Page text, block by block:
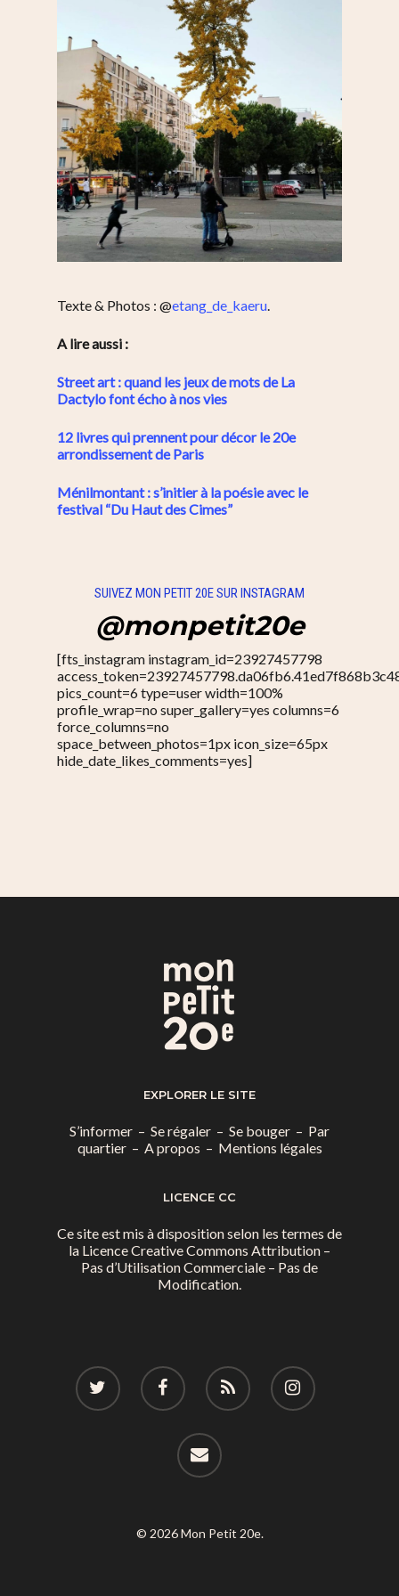
Texte & Photos : @etang_de_kaeru.
A lire aussi :
Street art : quand les jeux de mots de La
Dactylo font écho à nos vies
12 livres qui prennent pour décor le 20e
arrondissement de Paris
Ménilmontant : s’initier à la poésie avec le
festival “Du Haut des Cimes”
SUIVEZ MON PETIT 20E SUR INSTAGRAM
@monpetit20e
[fts_instagram instagram_id=23927457798
pics_count=6 type=user width=100%
profile_wrap=no super_gallery=yes columns=6
force_columns=no
space_between_photos=1px icon_size=65px
hide_date_likes_comments=yes]
EXPLORER LE SITE
S’informer – Se régaler – Se bouger – Par
quartier– A propos – Mentions légales
LICENCE CC
Ce site est mis à disposition selon les termes de
la Licence Creative Commons Attribution –
Pas d’Utilisation Commerciale – Pas de
Modification.
© 2026 Mon Petit 20e.